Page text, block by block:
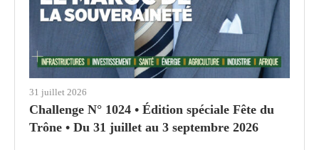
31 juillet 2026
Challenge N° 1024 • Édition spéciale Fête du
Trône • Du 31 juillet au 3 septembre 2026